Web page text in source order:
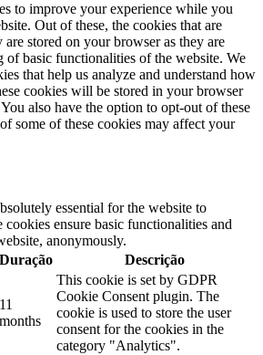
to improve your experience while you
Out of these, the cookies that are
are stored on your browser as they are
of basic functionalities of the website. We
that help us analyze and understand how
cookies will be stored in your browser
also have the option to opt-out of these
some of these cookies may affect your
essential for the website to
ensure basic functionalities and
anonymously.
Duração Descrição
11
months
This cookie is set by GDPR
Cookie Consent plugin. The
cookie is used to store the user
consent for the cookies in the
category "Analytics".